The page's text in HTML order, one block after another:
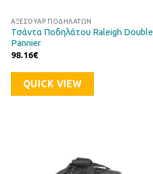
ΑΞΕΣΟΥΆΡ ΠΟΔΗΛΆΤΩΝ
Τσάντα Ποδηλάτου Raleigh Double
Pannier
98.16€
QUICK VIEW